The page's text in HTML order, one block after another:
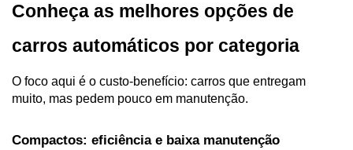
Conheça as melhores opções de
carros automáticos por categoria
O foco aqui é o custo-benefício: carros que entregam
muito, mas pedem pouco em manutenção.
Compactos: eficiência e baixa manutenção